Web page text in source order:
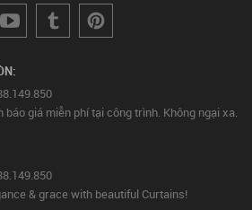
báo giá miễn phí tại công trình. Không ngại xa.
& grace with beautiful Curtains!